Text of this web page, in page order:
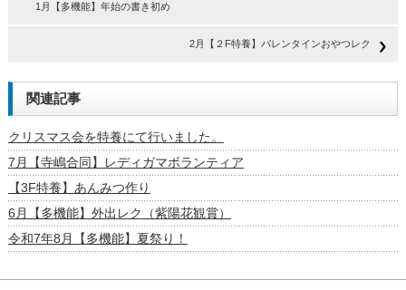
1月【多機能】年始の書き初め
2月【２F特養】バレンタインおやつレク
関連記事
クリスマス会を特養にて行いました。
7月【寺嶋合同】レディガマボランティア
【3F特養】あんみつ作り
6月【多機能】外出レク（紫陽花観賞）
令和7年8月【多機能】夏祭り！